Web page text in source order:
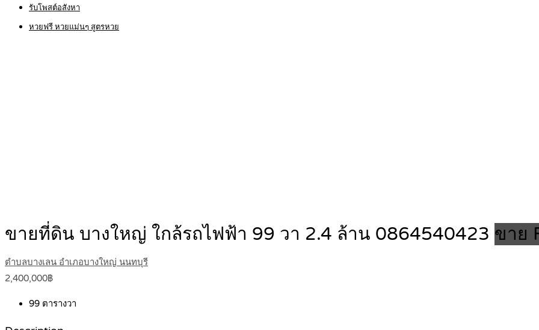
รับโพสต์อสังหา
หวยฟรี หวยแม่นๆ สูตรหวย
ขายที่ดิน บางใหญ่ ใกล้รถไฟฟ้า 99 วา 2.4 ล้าน 0864540423 ขาย
ตำบลบางเลน อำเภอบางใหญ่ นนทบุรี
2,400,000฿
99 ตารางวา